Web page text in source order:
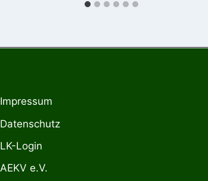
Impressum
Datenschutz
LK-Login
AEKV e.V.